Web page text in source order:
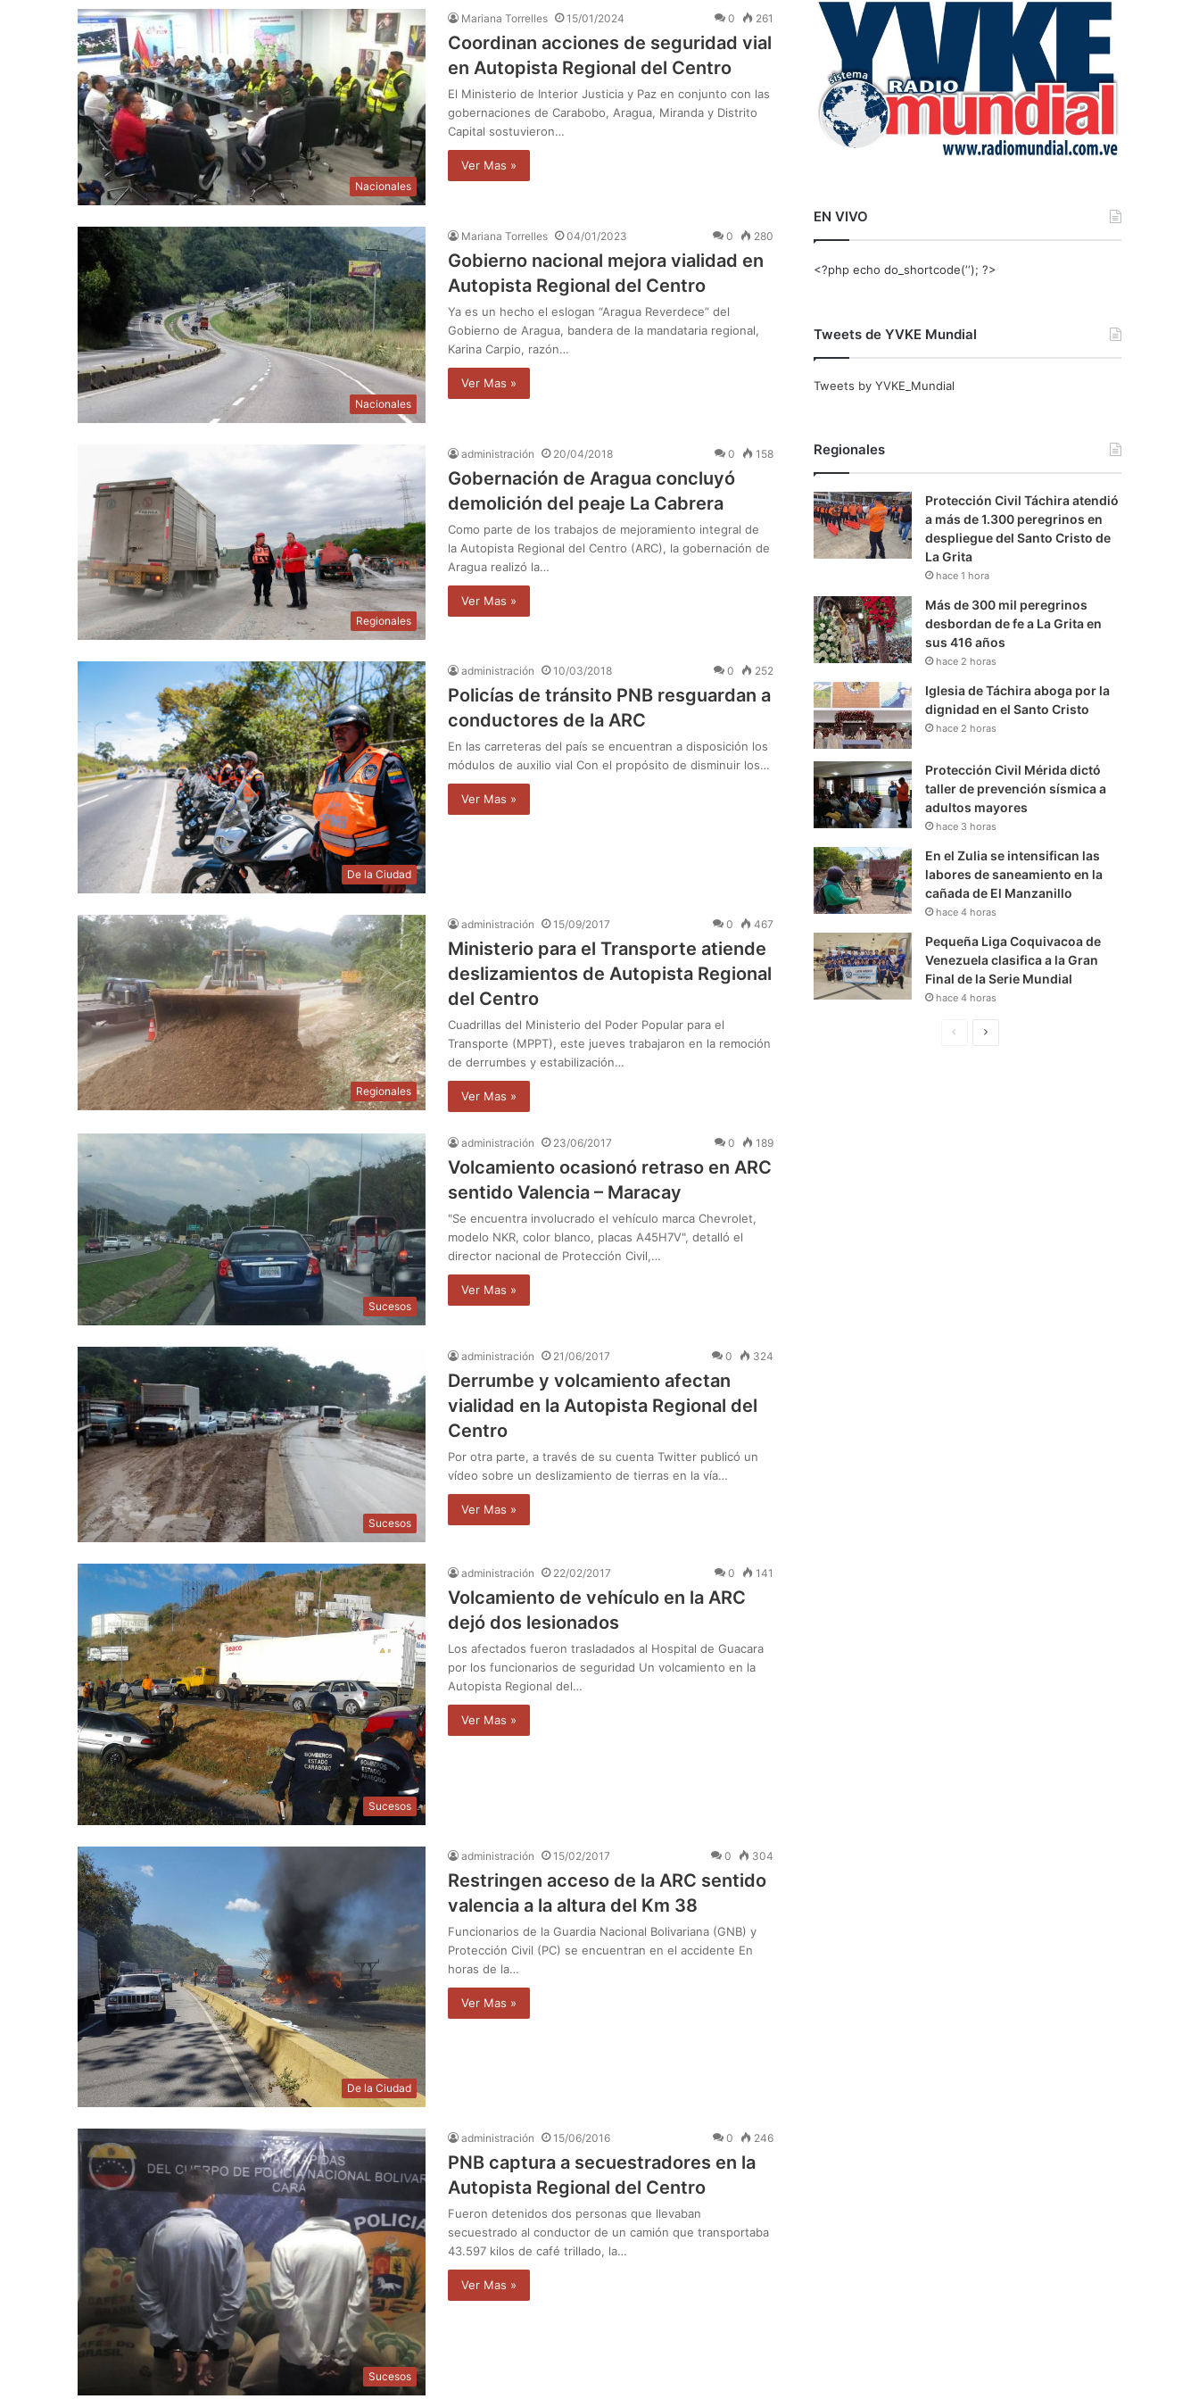
Nacionales
Mariana Torrelles 15/01/2024 0 261
Coordinan acciones de seguridad vial
en Autopista Regional del Centro
El Ministerio de Interior Justicia y Paz en conjunto con las
gobernaciones de Carabobo, Aragua, Miranda y Distrito
Capital sostuvieron…
Ver Mas »
Nacionales
Mariana Torrelles 04/01/2023 0 280
Gobierno nacional mejora vialidad en
Autopista Regional del Centro
Ya es un hecho el eslogan “Aragua Reverdece” del
Gobierno de Aragua, bandera de la mandataria regional,
Karina Carpio, razón…
Ver Mas »
Regionales
administración 20/04/2018 0 158
Gobernación de Aragua concluyó
demolición del peaje La Cabrera
Como parte de los trabajos de mejoramiento integral de
la Autopista Regional del Centro (ARC), la gobernación de
Aragua realizó la…
Ver Mas »
De la Ciudad
administración 10/03/2018 0 252
Policías de tránsito PNB resguardan a
conductores de la ARC
En las carreteras del país se encuentran a disposición los
módulos de auxilio vial Con el propósito de disminuir los…
Ver Mas »
Regionales
administración 15/09/2017 0 467
Ministerio para el Transporte atiende
deslizamientos de Autopista Regional
del Centro
Cuadrillas del Ministerio del Poder Popular para el
Transporte (MPPT), este jueves trabajaron en la remoción
de derrumbes y estabilización…
Ver Mas »
Sucesos
administración 23/06/2017 0 189
Volcamiento ocasionó retraso en ARC
sentido Valencia – Maracay
"Se encuentra involucrado el vehículo marca Chevrolet,
modelo NKR, color blanco, placas A45H7V", detalló el
director nacional de Protección Civil,…
Ver Mas »
Sucesos
administración 21/06/2017 0 324
Derrumbe y volcamiento afectan
vialidad en la Autopista Regional del
Centro
Por otra parte, a través de su cuenta Twitter publicó un
vídeo sobre un deslizamiento de tierras en la vía…
Ver Mas »
Sucesos
administración 22/02/2017 0 141
Volcamiento de vehículo en la ARC
dejó dos lesionados
Los afectados fueron trasladados al Hospital de Guacara
por los funcionarios de seguridad Un volcamiento en la
Autopista Regional del…
Ver Mas »
De la Ciudad
administración 15/02/2017 0 304
Restringen acceso de la ARC sentido
valencia a la altura del Km 38
Funcionarios de la Guardia Nacional Bolivariana (GNB) y
Protección Civil (PC) se encuentran en el accidente En
horas de la…
Ver Mas »
Sucesos
administración 15/06/2016 0 246
PNB captura a secuestradores en la
Autopista Regional del Centro
Fueron detenidos dos personas que llevaban
secuestrado al conductor de un camión que transportaba
43.597 kilos de café trillado, la…
Ver Mas »
r
EN VIVO
<?php echo do_shortcode(‘‘); ?>
Tweets de YVKE Mundial
Tweets by YVKE_Mundial
Regionales
Protección Civil Táchira atendió
a más de 1.300 peregrinos en
despliegue del Santo Cristo de
La Grita
hace 1 hora
Más de 300 mil peregrinos
desbordan de fe a La Grita en
sus 416 años
hace 2 horas
Iglesia de Táchira aboga por la
dignidad en el Santo Cristo
hace 2 horas
Protección Civil Mérida dictó
taller de prevención sísmica a
adultos mayores
hace 3 horas
En el Zulia se intensifican las
labores de saneamiento en la
cañada de El Manzanillo
hace 4 horas
Pequeña Liga Coquivacoa de
Venezuela clasifica a la Gran
Final de la Serie Mundial
hace 4 horas
S